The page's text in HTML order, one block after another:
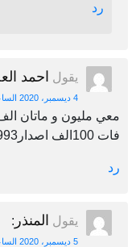
رد
يقول احمد
4 ديسمبر، 2020 الساعة 4:48 م
معي مليون و ماتان
فات 100الف اصدار1993موبيل رقم01226312609
رد
يقول المنذر :
5 ديسمبر، 2020 الساعة 4:24 م